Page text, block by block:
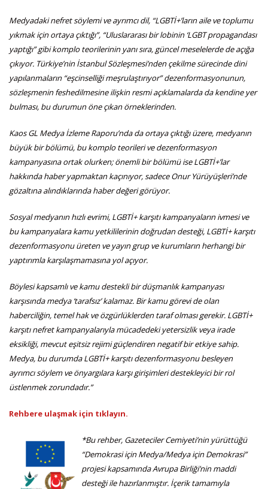
Medyadaki nefret söylemi ve ayrımcı dil, “LGBTİ+’ların aile ve toplumu
yıkmak için ortaya çıktığı”, “Uluslararası bir lobinin ‘LGBT propagandası
yaptığı” gibi komplo teorilerinin yanı sıra, güncel meselelerde de açığa
çıkıyor. Türkiye’nin İstanbul Sözleşmesi’nden çekilme sürecinde dini
yapılanmaların “eşcinselliği meşrulaştırıyor” dezenformasyonunun,
sözleşmenin feshedilmesine ilişkin resmi açıklamalarda da kendine yer
bulması, bu durumun öne çıkan örneklerinden.
Kaos GL Medya İzleme Raporu’nda da ortaya çıktığı üzere, medyanın
büyük bir bölümü, bu komplo teorileri ve dezenformasyon
kampanyasına ortak olurken; önemli bir bölümü ise LGBTİ+’lar
hakkında haber yapmaktan kaçınıyor, sadece Onur Yürüyüşleri’nde
gözaltına alındıklarında haber değeri görüyor.
Sosyal medyanın hızlı evrimi, LGBTİ+ karşıtı kampanyaların ivmesi ve
bu kampanyalara kamu yetkililerinin doğrudan desteği, LGBTİ+ karşıtı
dezenformasyonu üreten ve yayın grup ve kurumların herhangi bir
yaptırımla karşılaşmamasına yol açıyor.
Böylesi kapsamlı ve kamu destekli bir düşmanlık kampanyası
karşısında medya ‘tarafsız’ kalamaz. Bir kamu görevi de olan
haberciliğin, temel hak ve özgürlüklerden taraf olması gerekir. LGBTİ+
karşıtı nefret kampanyalarıyla mücadedeki yetersizlik veya irade
eksikliği, mevcut eşitsiz rejimi güçlendiren negatif bir etkiye sahip.
Medya, bu durumda LGBTİ+ karşıtı dezenformasyonu besleyen
ayrımcı söylem ve önyargılara karşı girişimleri destekleyici bir rol
üstlenmek zorundadır.”
Rehbere ulaşmak için tıklayın.
*Bu rehber, Gazeteciler Cemiyeti’nin yürüttüğü
“Demokrasi için Medya/Medya için Demokrasi”
projesi kapsamında Avrupa Birliği’nin maddi
desteği ile hazırlanmıştır. İçerik tamamıyla